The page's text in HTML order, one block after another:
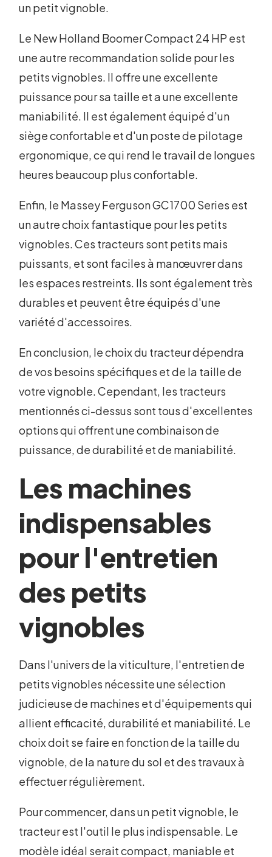
un petit vignoble.
Le New Holland Boomer Compact 24 HP est
une autre recommandation solide pour les
petits vignobles. Il offre une excellente
puissance pour sa taille et a une excellente
maniabilité. Il est également équipé d'un
siège confortable et d'un poste de pilotage
ergonomique, ce qui rend le travail de longues
heures beaucoup plus confortable.
Enfin, le Massey Ferguson GC1700 Series est
un autre choix fantastique pour les petits
vignobles. Ces tracteurs sont petits mais
puissants, et sont faciles à manœuvrer dans
les espaces restreints. Ils sont également très
durables et peuvent être équipés d'une
variété d'accessoires.
En conclusion, le choix du tracteur dépendra
de vos besoins spécifiques et de la taille de
votre vignoble. Cependant, les tracteurs
mentionnés ci-dessus sont tous d'excellentes
options qui offrent une combinaison de
puissance, de durabilité et de maniabilité.
Les machines
indispensables
pour l'entretien
des petits
vignobles
Dans l'univers de la viticulture, l'entretien de
petits vignobles nécessite une sélection
judicieuse de machines et d'équipements qui
allient efficacité, durabilité et maniabilité. Le
choix doit se faire en fonction de la taille du
vignoble, de la nature du sol et des travaux à
effectuer régulièrement.
Pour commencer, dans un petit vignoble, le
tracteur est l'outil le plus indispensable. Le
modèle idéal serait compact, maniable et